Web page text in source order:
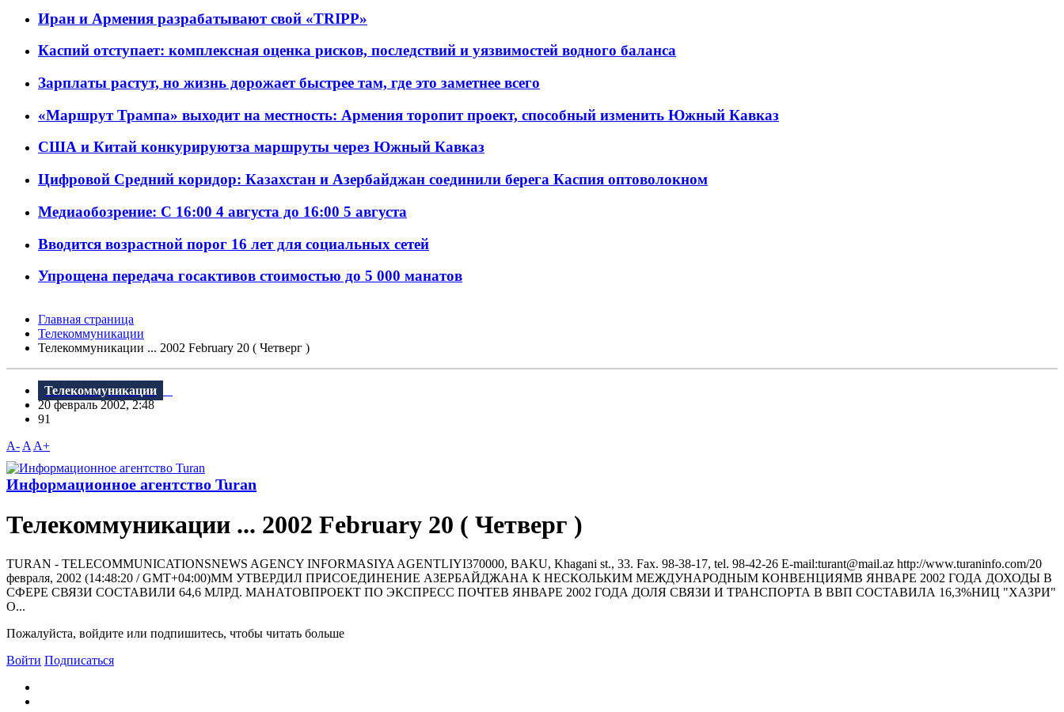
Иран и Армения разрабатывают свой «TRIPP»
Каспий отступает: комплексная оценка рисков, последствий и уязвимостей водного баланса
Зарплаты растут, но жизнь дорожает быстрее там, где это заметнее всего
«Маршрут Трампа» выходит на местность: Армения торопит проект, способный изменить Южный Кавказ
США и Китай конкурируютза маршруты через Южный Кавказ
Цифровой Средний коридор: Казахстан и Азербайджан соединили берега Каспия оптоволокном
Медиаобозрение: С 16:00 4 августа до 16:00 5 августа
Вводится возрастной порог 16 лет для социальных сетей
Упрощена передача госактивов стоимостью до 5 000 манатов
Главная страница
Телекоммуникации
Телекоммуникации ... 2002 February 20 ( Четверг )
Телекоммуникации
20 февраль 2002, 2:48
91
A- A A+
Информационное агентство Turan
Телекоммуникации ... 2002 February 20 ( Четверг )
TURAN - TELECOMMUNICATIONSNEWS AGENCY INFORMASIYA AGENTLIYI370000, BAKU, Khagani st., 33. Fax. 98-38-17, tel. 98-42-26 E-mail:turant@mail.az http://www.turaninfo.com/20
февраля, 2002 (14:48:20 / GMT+04:00)ММ УТВЕРДИЛ ПРИСОЕДИНЕНИЕ АЗЕРБАЙДЖАНА К НЕСКОЛЬКИМ МЕЖДУНАРОДНЫМ КОНВЕНЦИЯМВ ЯНВАРЕ 2002 ГОДА ДОХОДЫ В
СФЕРЕ СВЯЗИ СОСТАВИЛИ 64,6 МЛРД. МАНАТОВПРОЕКТ ПО ЭКСПРЕСС ПОЧТЕВ ЯНВАРЕ 2002 ГОДА ДОЛЯ СВЯЗИ И ТРАНСПОРТА В ВВП СОСТАВИЛА 16,3%НИЦ "ХАЗРИ"
О...
Пожалуйста, войдите или подпишитесь, чтобы читать больше
Войти Подписаться